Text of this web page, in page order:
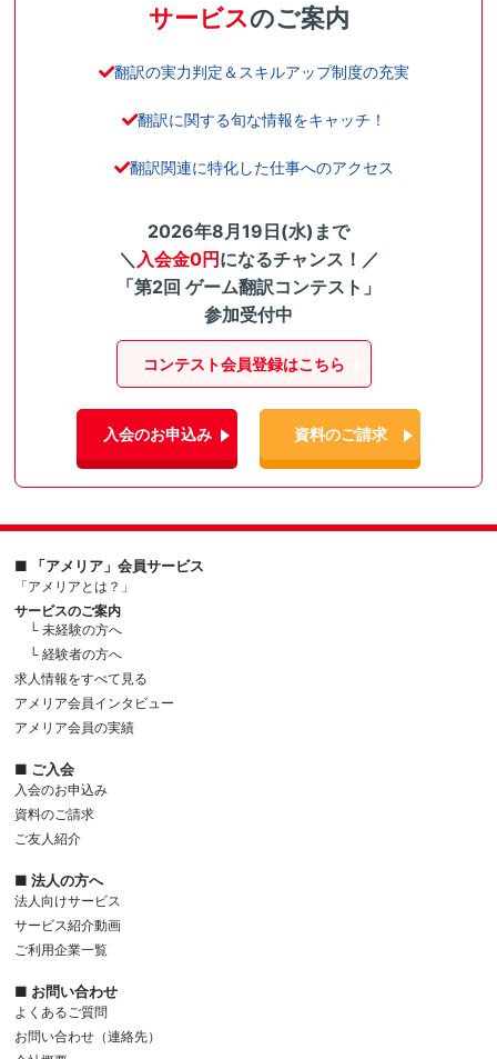
サービスのご案内
翻訳の実力判定＆スキルアップ制度の充実
翻訳に関する旬な情報をキャッチ！
翻訳関連に特化した仕事へのアクセス
2026年8月19日(水)まで
＼ 入会金0円になるチャンス！／
「第2回 ゲーム翻訳コンテスト」
参加受付中
コンテスト会員登録はこちら
入会のお申込み 資料のご請求
■ 「アメリア」会員サービス
「アメリアとは？」
サービスのご案内
└ 未経験の方へ
└ 経験者の方へ
求人情報をすべて見る
アメリア会員インタビュー
アメリア会員の実績
■ ご入会
入会のお申込み
資料のご請求
ご友人紹介
■ 法人の方へ
法人向けサービス
サービス紹介動画
ご利用企業一覧
■ お問い合わせ
よくあるご質問
お問い合わせ（連絡先）